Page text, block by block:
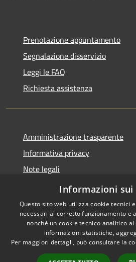
Prenotazione appuntamento
Segnalazione disservizio
Leggi le FAQ
Richiesta assistenza
Amministrazione trasparente
Informativa privacy
Note legali
Dichiarazione di accessibilità
Accessibilità
Informazioni sui
Questo sito web utilizza cookie tecnici
necessari al corretto funzionamento e
nonché un cookie tecnico analitico
informazioni statistiche,
Per maggiori dettagli, può consultare la